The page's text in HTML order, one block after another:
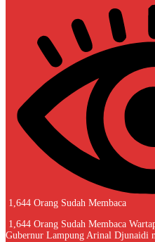
1,644 Orang Sudah Membaca
1,644 Orang Sudah Membaca
Gubernur Lampung Arinal Djunaidi